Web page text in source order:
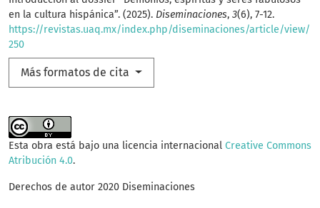
en la cultura hispánica”. (2025). Diseminaciones, 3(6), 7-12.
https://revistas.uaq.mx/index.php/diseminaciones/article/view/
250
Más formatos de cita
Esta obra está bajo una licencia internacional Creative Commons
Atribución 4.0.
Derechos de autor 2020 Diseminaciones